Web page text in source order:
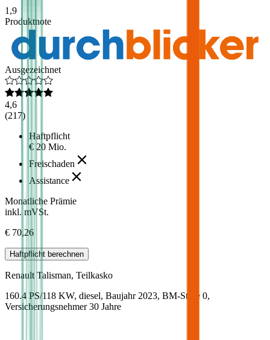
1,9
Produktnote
Ausgezeichnet
4,6
(217)
Haftpflicht
€ 20 Mio.
Freischaden
Assistance
Monatliche Prämie
inkl. mVSt.
€ 70,26
Haftpflicht berechnen
RenaultTalisman, Teilkasko
160.4 PS/118 KW, diesel, Baujahr 2023, BM-Stufe 0,
Versicherungsnehmer 30 Jahre